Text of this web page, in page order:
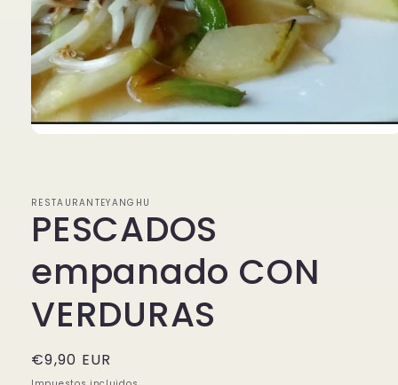
una
ventana
modal
RESTAURANTEYANGHU
PESCADOS
empanado CON
VERDURAS
Precio
€9,90 EUR